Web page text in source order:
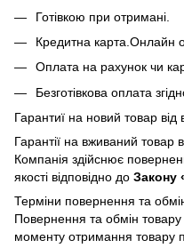
Готівкою при отримані.
Кредитна карта.Онлайн
Оплата на рахунок чи
Безготівкова оплата
Гарантиї на новий товар від
Гарантії на вживаний товар
Компанія здійснює
якості відповідно до Закону
Терміни повернення та
Повернення та обмін
моменту отримання товару